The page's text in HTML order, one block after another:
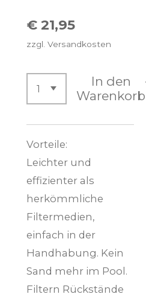
€ 21,95
zzgl. Versandkosten
In den
Warenkorb
Vorteile:
Leichter und
effizienter als
herkömmliche
Filtermedien,
einfach in der
Handhabung. Kein
Sand mehr im Pool.
Filtern Rückstände